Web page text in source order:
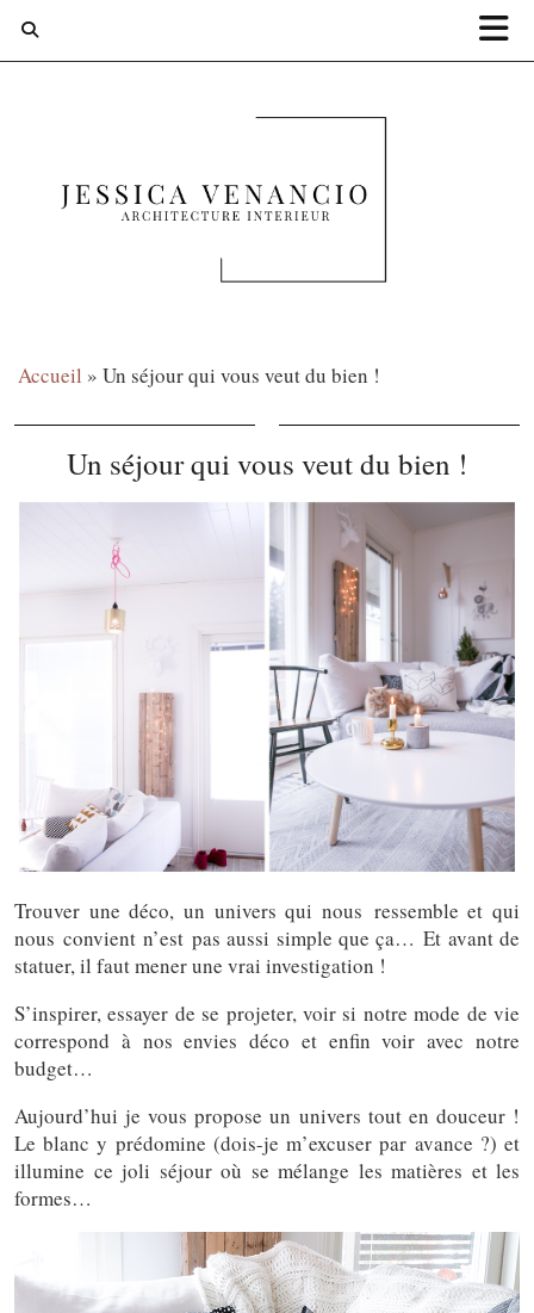
Accueil » Un séjour qui vous veut du bien !
Un séjour qui vous veut du bien !
Trouver une déco, un univers qui nous ressemble et qui
nous convient n’est pas aussi simple que ça… Et avant de
statuer, il faut mener une vrai investigation !
S’inspirer, essayer de se projeter, voir si notre mode de vie
correspond à nos envies déco et enfin voir avec notre
budget…
Aujourd’hui je vous propose un univers tout en douceur !
Le blanc y prédomine (dois-je m’excuser par avance ?) et
illumine ce joli séjour où se mélange les matières et les
formes…